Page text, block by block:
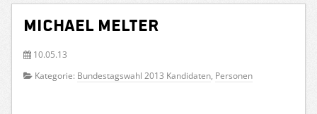
Michael Melter
10.05.13
Kategorie: Bundestagswahl 2013 Kandidaten, Personen